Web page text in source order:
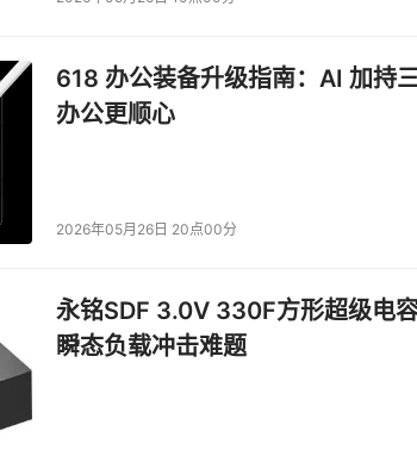
618 办公装备升级指南：AI 加持
办公更顺心
2026年05月26日 20点00分
永铭SDF 3.0V 330F方形超级电
瞬态负载冲击难题